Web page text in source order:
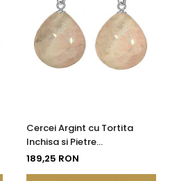
Cercei Argint cu Tortita
Inchisa si Pietre
Semipretioase Naturale de
189,25 RON